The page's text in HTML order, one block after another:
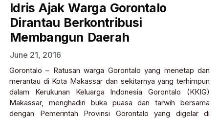
Idris Ajak Warga Gorontalo
Dirantau Berkontribusi
Membangun Daerah
June 21, 2016
Gorontalo – Ratusan warga Gorontalo yang menetap dan
merantau di Kota Makassar dan sekitarnya yang terhimpun
dalam Kerukunan Keluarga Indonesia Gorontalo (KKIG)
Makassar, menghadiri buka puasa dan tarwih bersama
dengan Pemerintah Provinsi Gorontalo yang digelar di